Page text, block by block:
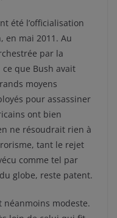
été l’officialisation
en mai 2011. Au
par la
que Bush avait
moyens
pour assassiner
ont bien
ne résoudrait rien à
tant le rejet
comme tel par
globe, reste patent.
néanmoins modeste.